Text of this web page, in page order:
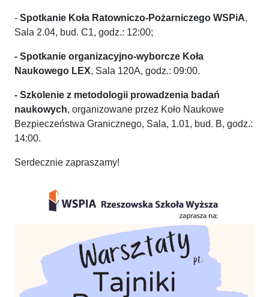
- Spotkanie Koła Ratowniczo-Pożarniczego WSPiA,
Sala 2.04, bud. C1, godz.: 12:00;
- Spotkanie organizacyjno-wyborcze Koła
Naukowego LEX, Sala 120A, godz.: 09:00.
- Szkolenie z metodologii prowadzenia badań
naukowych, organizowane przez Koło Naukowe
Bezpieczeństwa Granicznego, Sala, 1.01, bud. B, godz.:
14:00.
Serdecznie zapraszamy!